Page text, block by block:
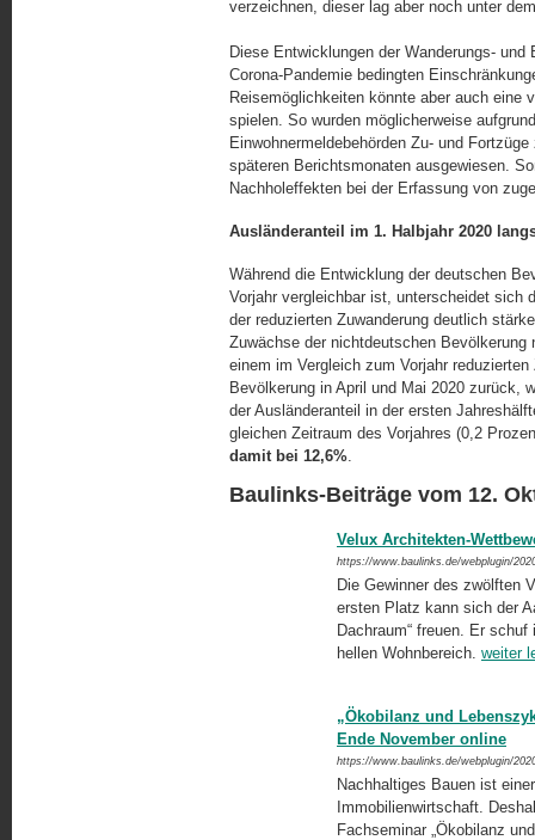
verzeichnen, dieser lag aber noch unter
Diese Entwicklungen der Wanderungs-
Corona-Pandemie bedingten
Reisemöglichkeiten könnte aber auch eine
spielen. So wurden möglicherweise
Einwohnermeldebehörden Zu- und
späteren Berichtsmonaten aus­ge­wie­sen.
Nachholeffekten bei der Erfassung von
Ausländeranteil im 1. Halbjahr 2020
Während die Entwicklung der deutschen
Vorjahr vergleichbar ist, unterscheidet sich
der reduzierten Zuwanderung deutlich
Zuwächse der nichtdeutschen
einem im Vergleich zum Vorjahr
Bevölkerung in April und Mai 2020 zurück,
der Ausländeranteil in der ersten
gleichen Zeitraum des Vorjahres (0,2
damit bei 12,6%.
Baulinks-Beiträge vom 12.
Velux Architekten-
https://www.baulinks.de/webplugin/
Die Gewinner des zwölften
ersten Platz kann sich der
Dachraum“ freuen. Er
hellen Wohnbereich. weiter
„Ökobilanz und
Ende November online
https://www.baulinks.de/webplugin/
Nachhaltiges Bauen ist
Immobilienwirtschaft.
Fachseminar „Ökobilanz